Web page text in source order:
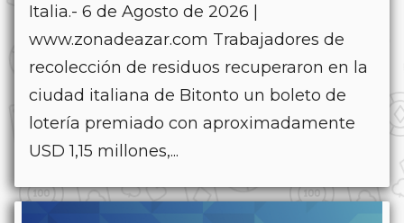
Italia.- 6 de Agosto de 2026 |
www.zonadeazar.com Trabajadores de
recolección de residuos recuperaron en la
ciudad italiana de Bitonto un boleto de
lotería premiado con aproximadamente
USD 1,15 millones,...